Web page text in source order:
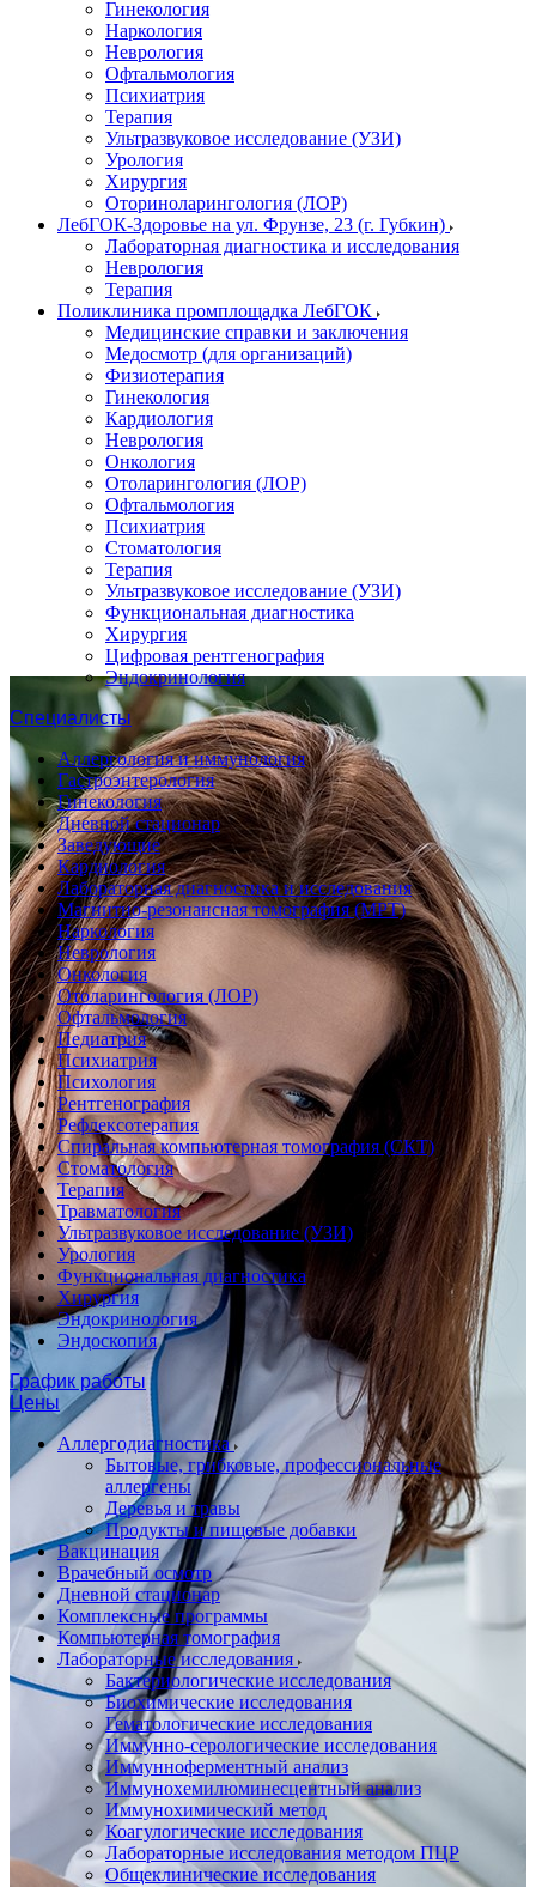
Гинекология
Наркология
Неврология
Офтальмология
Психиатрия
Терапия
Ультразвуковое исследование (УЗИ)
Урология
Хирургия
Оториноларингология (ЛОР)
ЛебГОК-Здоровье на ул. Фрунзе, 23 (г. Губкин)
Лабораторная диагностика и исследования
Неврология
Терапия
Поликлиника промплощадка ЛебГОК
Медицинские справки и заключения
Медосмотр (для организаций)
Физиотерапия
Гинекология
Кардиология
Неврология
Онкология
Отоларингология (ЛОР)
Офтальмология
Психиатрия
Стоматология
Терапия
Ультразвуковое исследование (УЗИ)
Функциональная диагностика
Хирургия
Цифровая рентгенография
Эндокринология
Специалисты
Аллергология и иммунология
Гастроэнтерология
Гинекология
Дневной стационар
Заведующие
Кардиология
Лабораторная диагностика и исследования
Магнитно-резонансная томография (МРТ)
Наркология
Неврология
Онкология
Отоларингология (ЛОР)
Офтальмология
Педиатрия
Психиатрия
Психология
Рентгенография
Рефлексотерапия
Спиральная компьютерная томография (СКТ)
Стоматология
Терапия
Травматология
Ультразвуковое исследование (УЗИ)
Урология
Функциональная диагностика
Хирургия
Эндокринология
Эндоскопия
График работы
Цены
Аллергодиагностика
Бытовые, грибковые, профессиональные
аллергены
Деревья и травы
Продукты и пищевые добавки
Вакцинация
Врачебный осмотр
Дневной стационар
Комплексные программы
Компьютерная томография
Лабораторные исследования
Бактериологические исследования
Биохимические исследования
Гематологические исследования
Иммунно-серологические исследования
Иммунноферментный анализ
Иммунохемилюминесцентный анализ
Иммунохимический метод
Коагулогические исследования
Лабораторные исследования методом ПЦР
Общеклинические исследования